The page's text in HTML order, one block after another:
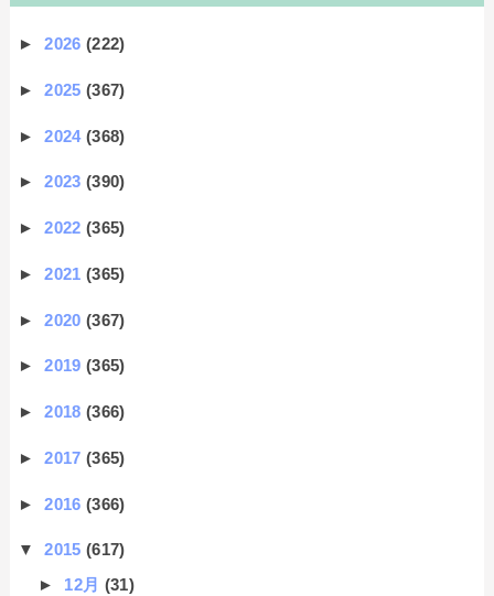
►2026(222)
►2025(367)
►2024(368)
►2023(390)
►2022(365)
►2021(365)
►2020(367)
►2019(365)
►2018(366)
►2017(365)
►2016(366)
▼2015(617)
► 12月 (31)